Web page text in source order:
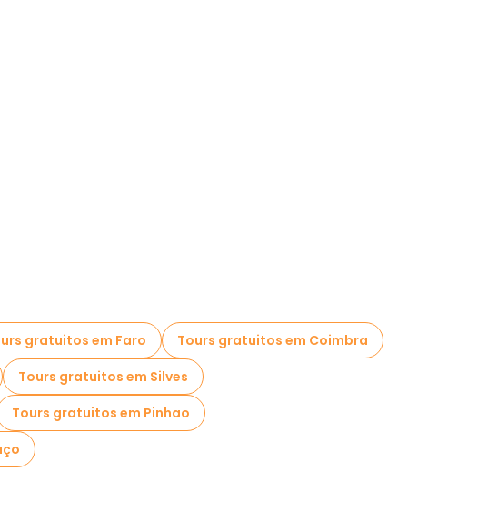
gratuitos em Faro
Tours gratuitos em Coimbra
Tours gratuitos em Silves
Tours gratuitos em Pinhao